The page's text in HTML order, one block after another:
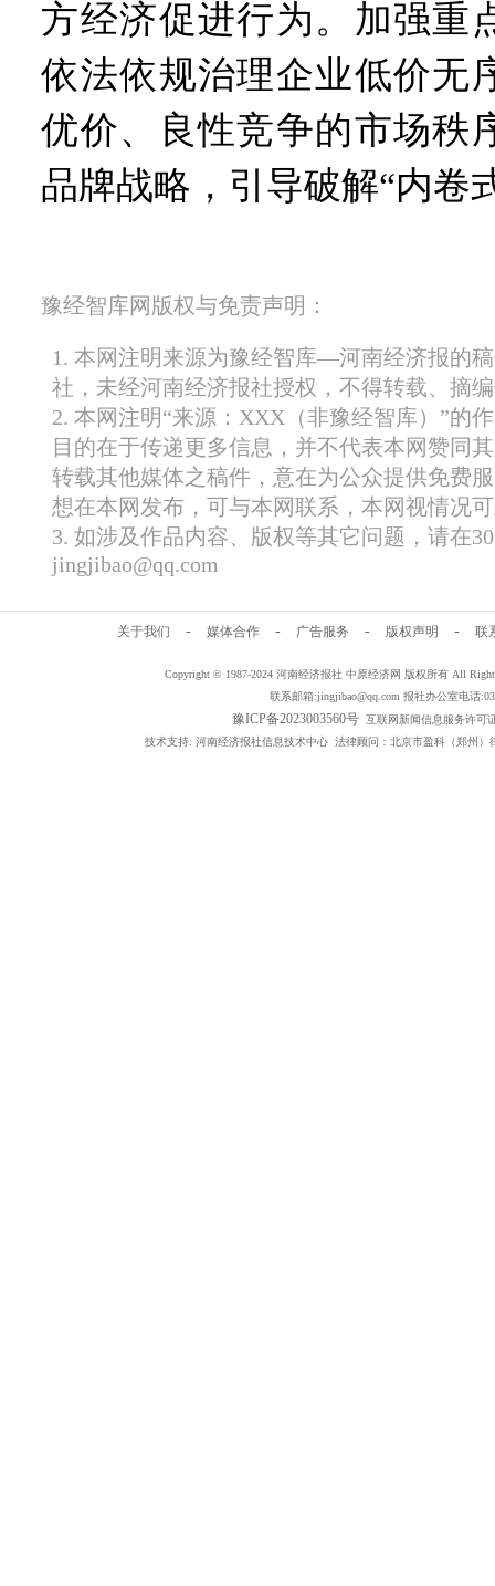
方经济促进行为。加强重
依法依规治理企业低价无
优价、良性竞争的市场秩
品牌战略，引导破解“内卷
豫经智库网版权与免责声明：
1. 本网注明来源为豫经智库—河南经济报的
社，未经河南经济报社授权，不得转载、摘
2. 本网注明“来源：XXX（非豫经智库）”的
目的在于传递更多信息，并不代表本网赞同
转载其他媒体之稿件，意在为公众提供免费
想在本网发布，可与本网联系，本网视情况
3. 如涉及作品内容、版权等其它问题，请在
jingjibao@qq.com
关于我们 - 媒体合作 - 广告服务 - 版权声明 - 联
Copyright © 1987-2024 河南经济报社 中原经济网 版权所有 All
联系邮箱:jingjibao@qq.com 报社办公室电话
豫ICP备2023003560号互联网新闻信息服务许可
技术支持: 河南经济报社信息技术中心 法律顾问：北京市盈科（郑州